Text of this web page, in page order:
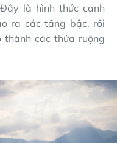
là hình thức canh
ra các tầng bậc, rồi
các thửa ruộng